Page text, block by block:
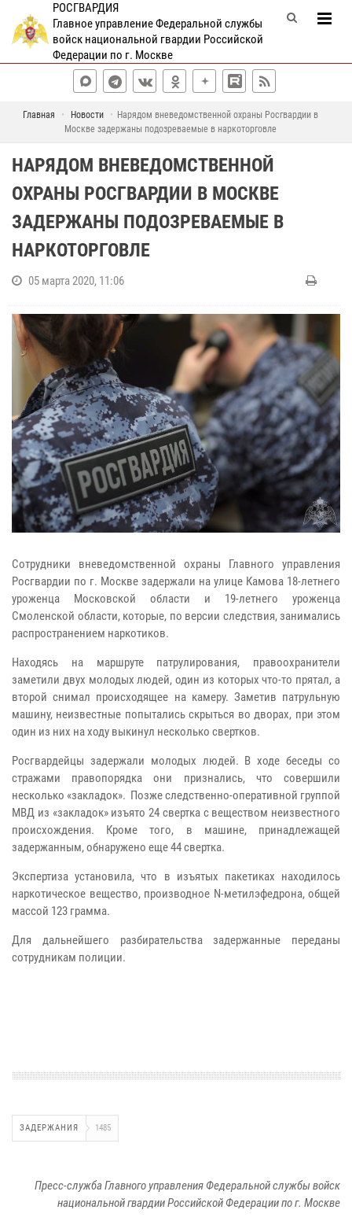
РОСГВАРДИЯ
Главное управление Федеральной службы
войск национальной гвардии Российской
Федерации по г. Москве
Главная Новости
Нарядом вневедомственной охраны Росгвардии в
Москве задержаны подозреваемые в наркоторговле
НАРЯДОМ ВНЕВЕДОМСТВЕННОЙ
ОХРАНЫ РОСГВАРДИИ В МОСКВЕ
ЗАДЕРЖАНЫ ПОДОЗРЕВАЕМЫЕ В
НАРКОТОРГОВЛЕ
05 марта 2020, 11:06
Сотрудники вневедомственной охраны Главного управления
Росгвардии по г. Москве задержали на улице Камова 18-летнего
уроженца Московской области и 19-летнего уроженца
Смоленской области, которые, по версии следствия, занимались
распространением наркотиков.
Находясь на маршруте патрулирования, правоохранители
заметили двух молодых людей, один из которых что-то прятал, а
второй снимал происходящее на камеру. Заметив патрульную
машину, неизвестные попытались скрыться во дворах, при этом
один из них на ходу выкинул несколько свертков.
Росгвардейцы задержали молодых людей. В ходе беседы со
стражами правопорядка они признались, что совершили
несколько «закладок». Позже следственно-оперативной группой
МВД из «закладок» изъято 24 свертка с веществом неизвестного
происхождения. Кроме того, в машине, принадлежащей
задержанным, обнаружено еще 44 свертка.
Экспертиза установила, что в изъятых пакетиках находилось
наркотическое вещество, производное N-метилэфедрона, общей
массой 123 грамма.
Для дальнейшего разбирательства задержанные переданы
сотрудникам полиции.
ЗАДЕРЖАНИЯ 1485
Пресс-служба Главного управления Федеральной службы войск
национальной гвардии Российской Федерации по г. Москве